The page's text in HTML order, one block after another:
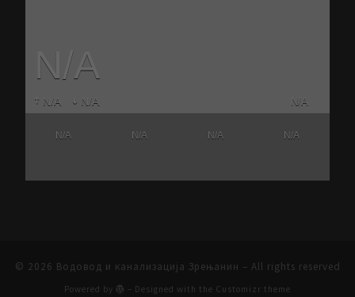
N/A N/A N/A
N/A
N/A N/A N/A N/A
© 2026 Водовод и канализација Зрењанин – All rights reserved
Powered by – Designed with the Customizr theme